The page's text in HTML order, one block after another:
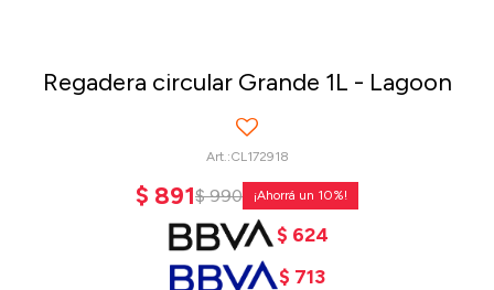
Regadera circular Grande 1L - Lagoon
CL172918
$ 891$ 990 10
$ 624
$ 713